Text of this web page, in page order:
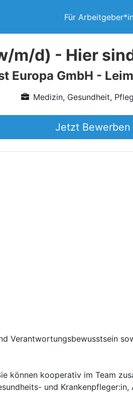
Für
m/d) - Hier
Europa GmbH -
Medizin, Gesundheit,
Jetzt Bewerben
Verantwortungsbewusstsein
können kooperativ im Team
und